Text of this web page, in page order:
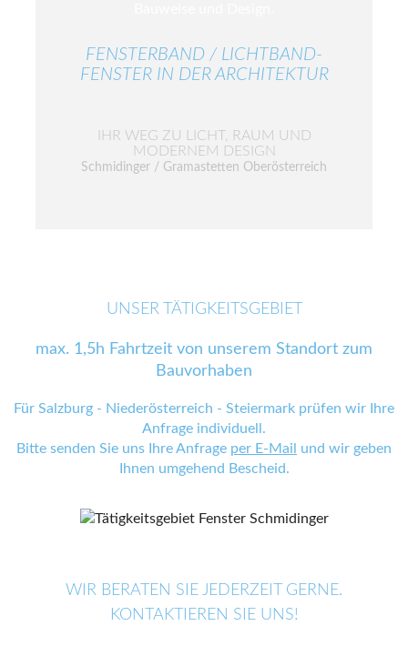
FENSTERBAND / LICHTBAND-
FENSTER IN DER ARCHITEKTUR
IHR WEG ZU LICHT, RAUM UND
MODERNEM DESIGN
Schmidinger / Gramastetten Oberösterreich
UNSER TÄTIGKEITSGEBIET
max. 1,5h Fahrtzeit von unserem Standort zum
Bauvorhaben
Für Salzburg - Niederösterreich - Steiermark prüfen wir Ihre
Anfrage individuell.
Bitte senden Sie uns Ihre Anfrage per E-Mail und wir geben
Ihnen umgehend Bescheid.
WIR BERATEN SIE JEDERZEIT GERNE.
KONTAKTIEREN SIE UNS!